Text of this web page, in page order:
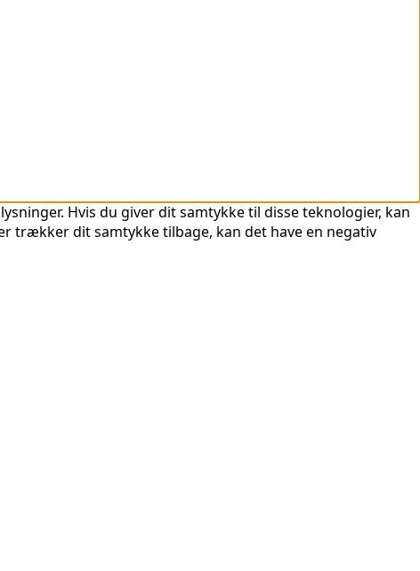
Hvis du giver dit samtykke til disse teknologier, kan
trækker dit samtykke tilbage, kan det have en negativ